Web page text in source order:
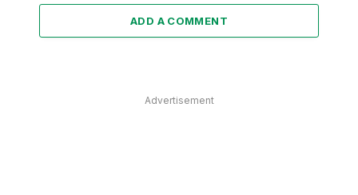
ADD A COMMENT
Advertisement